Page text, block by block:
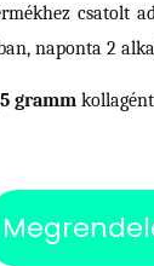
csatolt
naponta 2
gramm